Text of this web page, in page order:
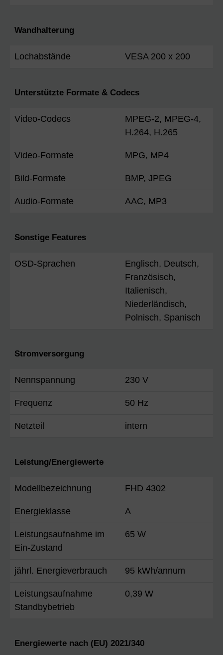
Wandhalterung
Lochabstände VESA 200 x 200
Unterstützte Formate & Codecs
Video-Codecs
MPEG-2, MPEG-4,
H.264, H.265
Video-Formate MPG, MP4
Bild-Formate BMP, JPEG
Audio-Formate AAC, MP3
Sonstige Features
OSD-Sprachen
Englisch, Deutsch,
Französisch,
Italienisch,
Niederländisch,
Polnisch, Spanisch
Stromversorgung
Nennspannung 230 V
Frequenz 50 Hz
Netzteil intern
Leistung/Energiewerte
Modellbezeichnung FHD 4302
Energieklasse A
Leistungsaufnahme im
Ein-Zustand
65 W
jährl. Energieverbrauch 95 kWh/annum
Leistungsaufnahme
Standbybetrieb
0,39 W
Energiewerte nach (EU) 2021/340